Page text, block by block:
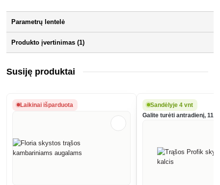
Parametrų lentelė
Produkto įvertinimas (1)
Susiję produktai
Laikinai išparduota
Sandėlyje 4 vnt
Galite turėti antradienį,